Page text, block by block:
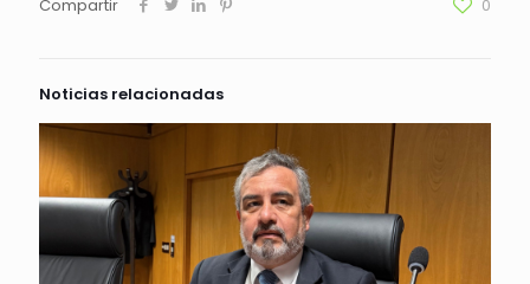
Compartir 0
Noticias relacionadas